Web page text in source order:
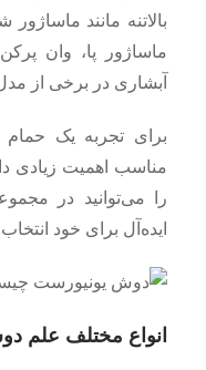
بالاتنه مانند
ماساژور پا، وان
آبشاری در برخی از
برای تجربه یک
مناسب اهمیت زیادی
را می‌توانید در
ایده‌آل برای خود
انواع مختلف علم